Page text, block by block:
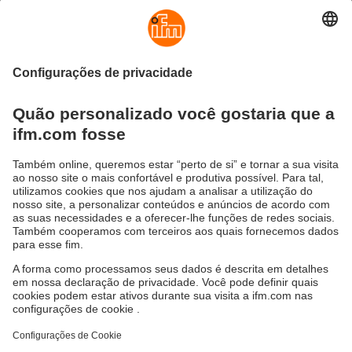
Sustentabilidade
Termos e condições gerais
Política de garantia
Localidades (EN)
Proteção de dados
Responsible Disclosure
ifm electronic Ltda.
Perini Business Park - R. Dona Francisca,